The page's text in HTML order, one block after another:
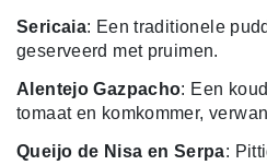
Sericaia: Een traditionele
geserveerd met pruimen.
Alentejo Gazpacho: Een
tomaat en komkommer,
Queijo de Nisa en Serpa: